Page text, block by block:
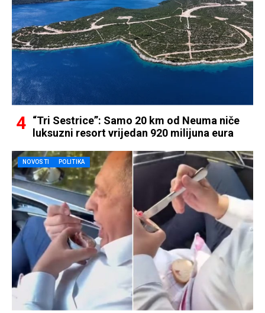
“Tri Sestrice”: Samo 20 km od Neuma niče
luksuzni resort vrijedan 920 milijuna eura
NOVOSTI POLITIKA